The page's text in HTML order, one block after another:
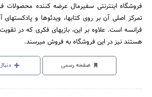
فروشگاه اینترنتی سفیرمال عرضه کننده محصولات
تمرکز اصلی آن بر روی کتابها، ویدئوها و
فرانسه است. علاوه بر این، بازیهای فکری که در
هستند نیز در این فروشگاه به فروش میرسند.
صفحه رسمی